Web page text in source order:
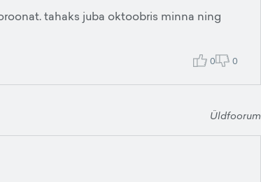
tahaks juba oktoobris minna ning
0 0
Üldfoorum